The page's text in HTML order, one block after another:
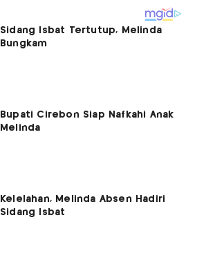
Sidang Isbat Tertutup, Melinda
Bungkam
Bupati Cirebon Siap Nafkahi Anak
Melinda
Kelelahan, Melinda Absen Hadiri
Sidang Isbat